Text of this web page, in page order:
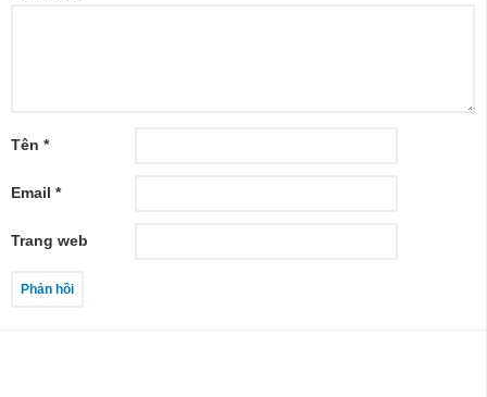
Tên *
Email *
Trang web